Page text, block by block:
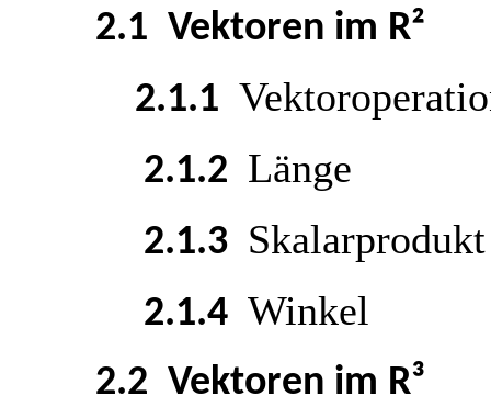
2.1 Vektoren im R²
2.1.1
2.1.2 Länge
2.1.3 Skalarprodukt
2.1.4 Winkel
2.2 Vektoren im R³